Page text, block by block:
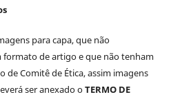
para capa, que não
formato de artigo e que não tenham
Comitê de Ética, assim imagens
ser anexado oTERMO DE